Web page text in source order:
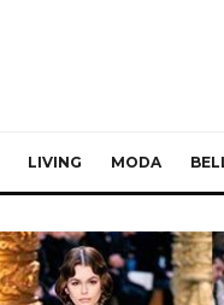
LIVING MODA